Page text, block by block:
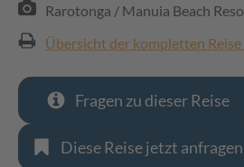
Rarotonga / Manuia Beach
Übersicht der kompletten
Fragen zu dieser Reise
Diese Reise jetzt anfragen